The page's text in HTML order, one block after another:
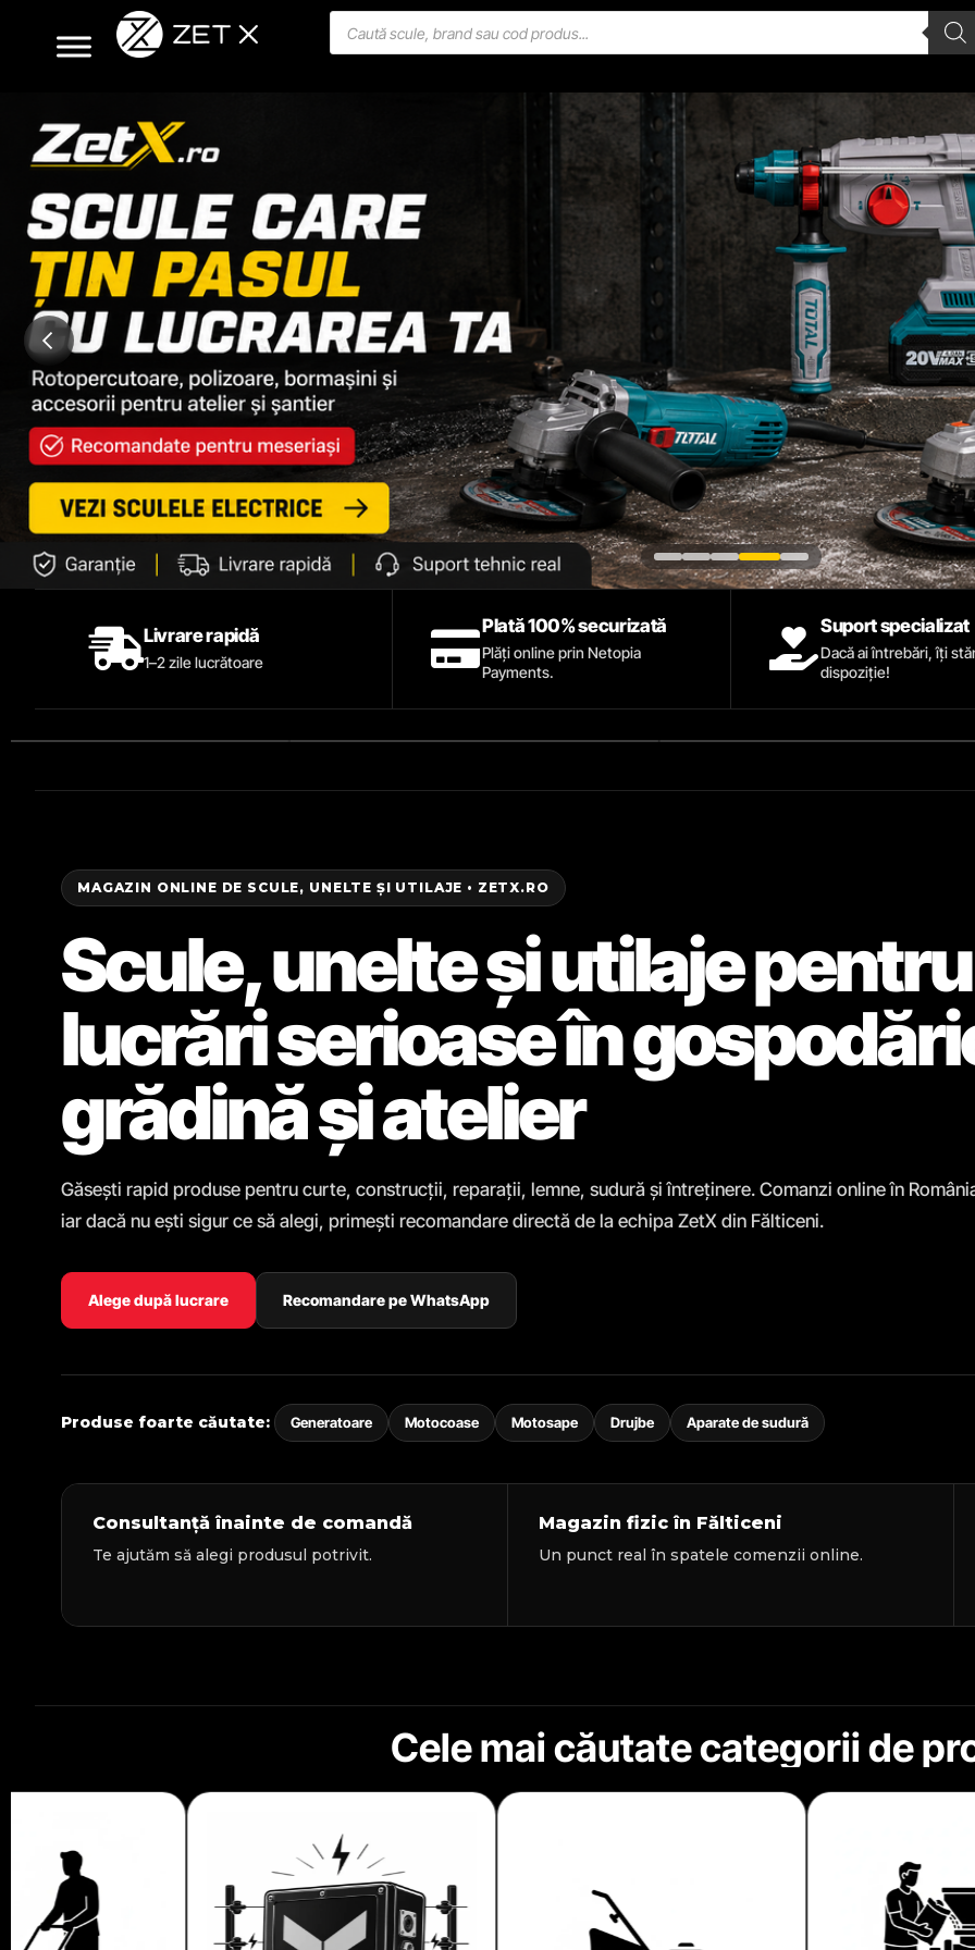
Livrare rapidă
1–2 zile lucrătoare
Plată 100% securizată
Plăți online prin Netopia
Payments.
Suport specializat
Dacă ai întrebări, îți
dispoziție!
MAGAZIN ONLINE DE SCULE, UNELTE ȘI UTILAJE • ZETX.RO
Scule, unelte și utilaje pentru
lucrări serioase în
grădină și atelier
Găsești rapid produse pentru curte, construcții, reparații, lemne, sudură și întreținere. Comanzi online în
iar dacă nu ești sigur ce să alegi, primești recomandare directă de la echipa ZetX din Fălticeni.
Alege după lucrare Recomandare pe WhatsApp
Produse foarte căutate: Generatoare Motocoase Motosape Drujbe Aparate de sudură
Consultanță înainte de comandă
Te ajutăm să alegi produsul potrivit.
Magazin fizic în Fălticeni
Un punct real în spatele comenzii online.
Cele mai căutate categorii de